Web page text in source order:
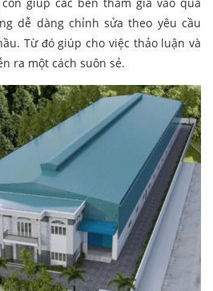
dễ dàng chỉnh sửa theo yêu cầu
Từ đó giúp cho việc thảo luận và
ra một cách suôn sẻ.